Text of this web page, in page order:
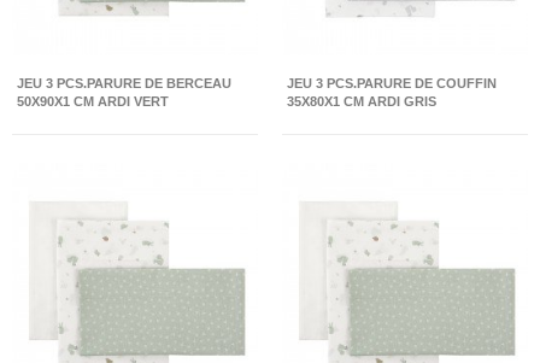
JEU 3 PCS.PARURE DE BERCEAU
50X90X1 CM ARDI VERT
JEU 3 PCS.PARURE DE COUFFIN
35X80X1 CM ARDI GRIS